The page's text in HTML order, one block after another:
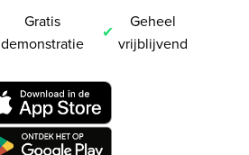
Gratis
demonstratie
Geheel
vrijblijvend